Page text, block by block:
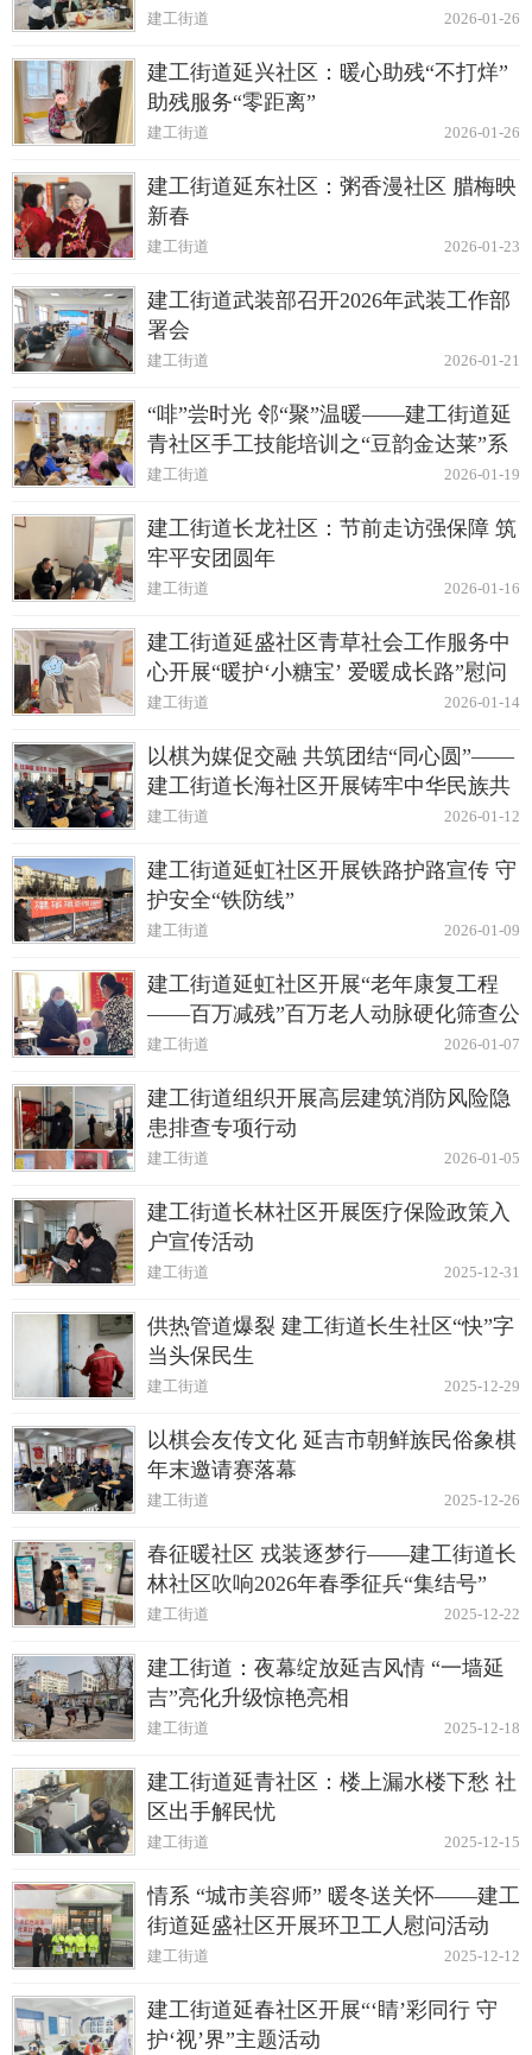
2026-01-26
建工街道
建工街道延兴社区：暖心助残“不打烊”
助残服务“零距离”
2026-01-26
建工街道
建工街道延东社区：粥香漫社区 腊梅映
新春
2026-01-23
建工街道
建工街道武装部召开2026年武装工作部
署会
2026-01-21
建工街道
“啡”尝时光 邻“聚”温暖——建工街道延
青社区手工技能培训之“豆韵金达莱”系
列活动
2026-01-19
建工街道
建工街道长龙社区：节前走访强保障 筑
牢平安团圆年
2026-01-16
建工街道
建工街道延盛社区青草社会工作服务中
心开展“暖护‘小糖宝’ 爱暖成长路”慰问
活动
2026-01-14
建工街道
以棋为媒促交融 共筑团结“同心圆”——
建工街道长海社区开展铸牢中华民族共
同体意识象棋比赛活动
2026-01-12
建工街道
建工街道延虹社区开展铁路护路宣传 守
护安全“铁防线”
2026-01-09
建工街道
建工街道延虹社区开展“老年康复工程
——百万减残”百万老人动脉硬化筛查公
益活动
2026-01-07
建工街道
建工街道组织开展高层建筑消防风险隐
患排查专项行动
2026-01-05
建工街道
建工街道长林社区开展医疗保险政策入
户宣传活动
2025-12-31
建工街道
供热管道爆裂 建工街道长生社区“快”字
当头保民生
2025-12-29
建工街道
以棋会友传文化 延吉市朝鲜族民俗象棋
年末邀请赛落幕
2025-12-26
建工街道
春征暖社区 戎装逐梦行——建工街道长
林社区吹响2026年春季征兵“集结号”
2025-12-22
建工街道
建工街道：夜幕绽放延吉风情 “一墙延
吉”亮化升级惊艳亮相
2025-12-18
建工街道
建工街道延青社区：楼上漏水楼下愁 社
区出手解民忧
2025-12-15
建工街道
情系 “城市美容师” 暖冬送关怀——建工
街道延盛社区开展环卫工人慰问活动
2025-12-12
建工街道
建工街道延春社区开展“‘睛’彩同行 守
护‘视’界”主题活动